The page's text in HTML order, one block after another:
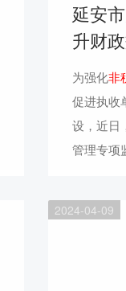
延安
升财
为强化非
促进执收
设，近日
管理专项
2024-04-09